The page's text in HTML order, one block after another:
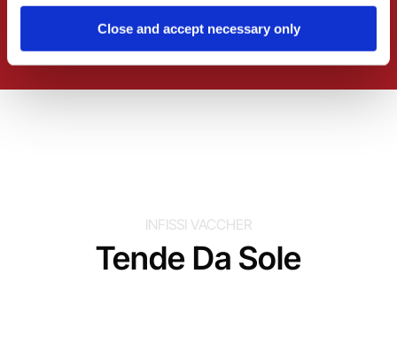
Close and accept necessary only
Scarica il Catalogo
Tende Da Sole
INFISSI VACCHER